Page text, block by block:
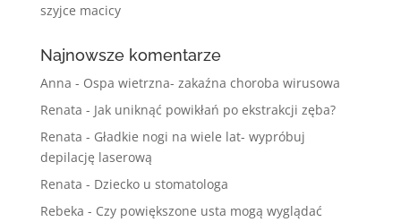
szyjce macicy
Najnowsze komentarze
Anna - Ospa wietrzna- zakaźna choroba wirusowa
Renata - Jak uniknąć powikłań po ekstrakcji zęba?
Renata - Gładkie nogi na wiele lat- wypróbuj
depilację laserową
Renata - Dziecko u stomatologa
Rebeka - Czy powiększone usta mogą wyglądać